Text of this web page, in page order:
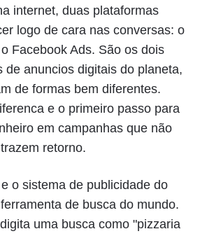
internet, duas plataformas
logo de cara nas conversas: o
Facebook Ads. São os dois
de anuncios digitais do planeta,
de formas bem diferentes.
e o primeiro passo para
em campanhas que não
trazem retorno.
o sistema de publicidade do
de busca do mundo.
uma busca como "pizzaria